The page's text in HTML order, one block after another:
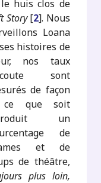
huis clos de
Story[2]. Nous
Loana
histoires de
nos taux
sont
de façon
que soit
un
de
et de
de théâtre,
plus loin,